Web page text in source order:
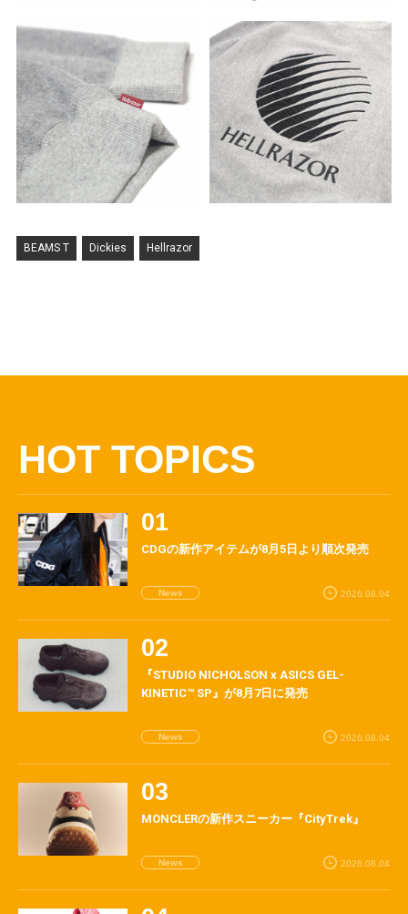
BEAMS T Dickies Hellrazor
HOT TOPICS
CDGの新作アイテムが8月5日より順次発売
News 2026.08.04
『STUDIO NICHOLSON x ASICS GEL-
KINETIC™ SP』が8月7日に発売
News 2026.08.04
MONCLERの新作スニーカー『CityTrek』
News 2026.08.04